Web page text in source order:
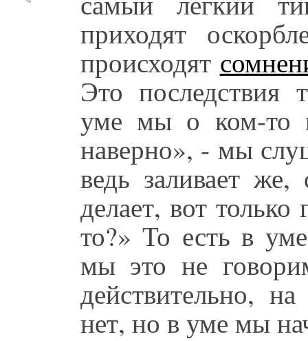
приходят
происходят
Это последствия
уме мы о ком-то
наверно», - мы
ведь заливает
делает, вот
то?» То есть в
мы это не
действительно,
нет, но в уме мы